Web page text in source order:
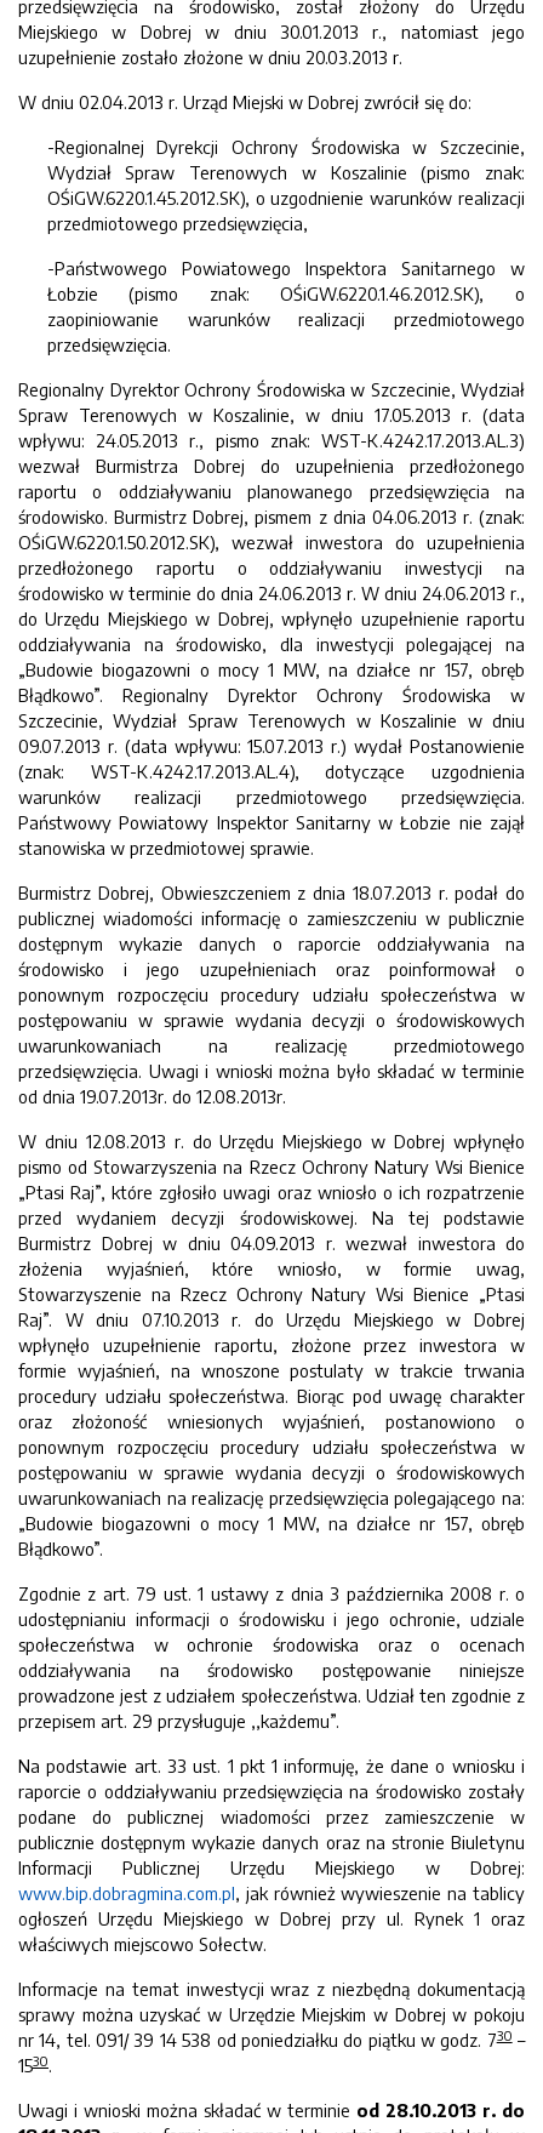
przedsięwzięcia na środowisko, został złożony do Urzędu
Miejskiego w Dobrej w dniu 30.01.2013 r., natomiast jego
uzupełnienie zostało złożone w dniu 20.03.2013 r.
W dniu 02.04.2013 r. Urząd Miejski w Dobrej zwrócił się do:
-Regionalnej Dyrekcji Ochrony Środowiska w Szczecinie,
Wydział Spraw Terenowych w Koszalinie (pismo znak:
OŚiGW.6220.1.45.2012.SK), o uzgodnienie warunków realizacji
przedmiotowego przedsięwzięcia,
-Państwowego Powiatowego Inspektora Sanitarnego w
Łobzie (pismo znak: OŚiGW.6220.1.46.2012.SK), o
zaopiniowanie warunków realizacji przedmiotowego
przedsięwzięcia.
Regionalny Dyrektor Ochrony Środowiska w Szczecinie, Wydział
Spraw Terenowych w Koszalinie, w dniu 17.05.2013 r. (data
wpływu: 24.05.2013 r., pismo znak: WST-K.4242.17.2013.AL.3)
wezwał Burmistrza Dobrej do uzupełnienia przedłożonego
raportu o oddziaływaniu planowanego przedsięwzięcia na
środowisko. Burmistrz Dobrej, pismem z dnia 04.06.2013 r. (znak:
OŚiGW.6220.1.50.2012.SK), wezwał inwestora do uzupełnienia
przedłożonego raportu o oddziaływaniu inwestycji na
środowisko w terminie do dnia 24.06.2013 r. W dniu 24.06.2013 r.,
do Urzędu Miejskiego w Dobrej, wpłynęło uzupełnienie raportu
oddziaływania na środowisko, dla inwestycji polegającej na
„Budowie biogazowni o mocy 1 MW, na działce nr 157, obręb
Błądkowo”. Regionalny Dyrektor Ochrony Środowiska w
Szczecinie, Wydział Spraw Terenowych w Koszalinie w dniu
09.07.2013 r. (data wpływu: 15.07.2013 r.) wydał Postanowienie
(znak: WST-K.4242.17.2013.AL.4), dotyczące uzgodnienia
warunków realizacji przedmiotowego przedsięwzięcia.
Państwowy Powiatowy Inspektor Sanitarny w Łobzie nie zajął
stanowiska w przedmiotowej sprawie.
Burmistrz Dobrej, Obwieszczeniem z dnia 18.07.2013 r. podał do
publicznej wiadomości informację o zamieszczeniu w publicznie
dostępnym wykazie danych o raporcie oddziaływania na
środowisko i jego uzupełnieniach oraz poinformował o
ponownym rozpoczęciu procedury udziału społeczeństwa w
postępowaniu w sprawie wydania decyzji o środowiskowych
uwarunkowaniach na realizację przedmiotowego
przedsięwzięcia. Uwagi i wnioski można było składać w terminie
od dnia 19.07.2013r. do 12.08.2013r.
W dniu 12.08.2013 r. do Urzędu Miejskiego w Dobrej wpłynęło
pismo od Stowarzyszenia na Rzecz Ochrony Natury Wsi Bienice
„Ptasi Raj”, które zgłosiło uwagi oraz wniosło o ich rozpatrzenie
przed wydaniem decyzji środowiskowej. Na tej podstawie
Burmistrz Dobrej w dniu 04.09.2013 r. wezwał inwestora do
złożenia wyjaśnień, które wniosło, w formie uwag,
Stowarzyszenie na Rzecz Ochrony Natury Wsi Bienice „Ptasi
Raj”. W dniu 07.10.2013 r. do Urzędu Miejskiego w Dobrej
wpłynęło uzupełnienie raportu, złożone przez inwestora w
formie wyjaśnień, na wnoszone postulaty w trakcie trwania
procedury udziału społeczeństwa. Biorąc pod uwagę charakter
oraz złożoność wniesionych wyjaśnień, postanowiono o
ponownym rozpoczęciu procedury udziału społeczeństwa w
postępowaniu w sprawie wydania decyzji o środowiskowych
uwarunkowaniach na realizację przedsięwzięcia polegającego na:
„Budowie biogazowni o mocy 1 MW, na działce nr 157, obręb
Błądkowo”.
Zgodnie z art. 79 ust. 1 ustawy z dnia 3 października 2008 r. o
udostępnianiu informacji o środowisku i jego ochronie, udziale
społeczeństwa w ochronie środowiska oraz o ocenach
oddziaływania na środowisko postępowanie niniejsze
prowadzone jest z udziałem społeczeństwa. Udział ten zgodnie z
przepisem art. 29 przysługuje ,,każdemu”.
Na podstawie art. 33 ust. 1 pkt 1 informuję, że dane o wniosku i
raporcie o oddziaływaniu przedsięwzięcia na środowisko zostały
podane do publicznej wiadomości przez zamieszczenie w
publicznie dostępnym wykazie danych oraz na stronie Biuletynu
Informacji Publicznej Urzędu Miejskiego w Dobrej:
www.bip.dobragmina.com.pl, jak również wywieszenie na tablicy
ogłoszeń Urzędu Miejskiego w Dobrej przy ul. Rynek 1 oraz
właściwych miejscowo Sołectw.
Informacje na temat inwestycji wraz z niezbędną dokumentacją
sprawy można uzyskać w Urzędzie Miejskim w Dobrej w pokoju
nr 14, tel. 091/ 39 14 538 od poniedziałku do piątku w godz. 730–
1530.
Uwagi i wnioski można składać w terminie od 28.10.2013 r. do